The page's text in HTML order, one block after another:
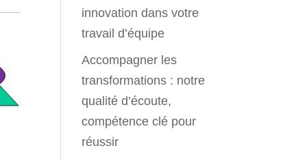
innovation dans votre
travail d’équipe
Accompagner les
transformations : notre
qualité d’écoute,
compétence clé pour
réussir